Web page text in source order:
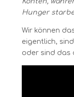
Hunger
Wir können
eigentlich,
oder sind das